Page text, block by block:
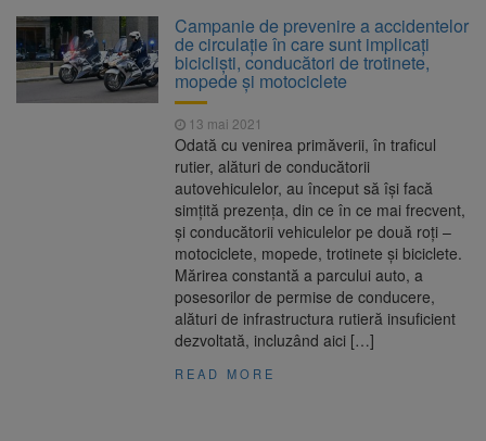
propriul record mondial. Betty Bromage a
zburat din nou pe aripa unui avion
9 august 2026
Avocații fraților Andrew și
Tristan Tate cer eliberarea lor pe cauțiune în
Se schimbă examenul de
medic specialist. Subiecte unice în toată țara,
aceeași oră și același barem
Se schimbă regulile pentru
capsulele de cafea și ambalajele de unică
folosință. Noul regulament UE se aplică din 12
Campanie de prevenire a accidentelor
de circulație în care sunt implicați
bicicliști, conducători de trotinete,
mopede și motociclete
13 mai 2021
Odată cu venirea primăverii, în traficul
rutier, alături de conducătorii
autovehiculelor, au început să își facă
simțită prezența, din ce în ce mai frecvent,
și conducătorii vehiculelor pe două roți –
motociclete, mopede, trotinete și biciclete.
Mărirea constantă a parcului auto, a
posesorilor de permise de conducere,
alături de infrastructura rutieră insuficient
dezvoltată, incluzând aici […]
READ MORE